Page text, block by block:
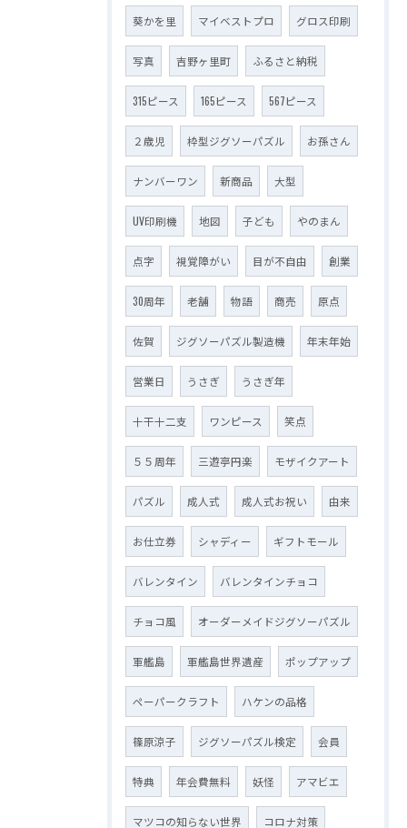
葵かを里 マイベストプロ グロス印刷
写真 吉野ヶ里町 ふるさと納税
315ピース 165ピース 567ピース
２歳児 枠型ジグソーパズル お孫さん
ナンバーワン 新商品 大型
UV印刷機 地図 子ども やのまん
点字 視覚障がい 目が不自由 創業
30周年 老舗 物語 商売 原点
佐賀 ジグソーパズル製造機 年末年始
営業日 うさぎ うさぎ年
十干十二支 ワンピース 笑点
５５周年 三遊亭円楽 モザイクアート
パズル 成人式 成人式お祝い 由来
お仕立券 シャディー ギフトモール
バレンタイン バレンタインチョコ
チョコ風 オーダーメイドジグソーパズル
軍艦島 軍艦島世界遺産 ポップアップ
ペーパークラフト ハケンの品格
篠原涼子 ジグソーパズル検定 会員
特典 年会費無料 妖怪 アマビエ
マツコの知らない世界 コロナ対策